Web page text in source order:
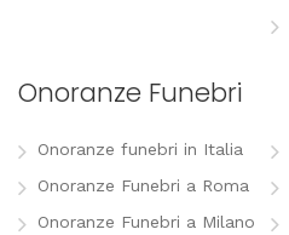
Onoranze Funebri
Onoranze funebri in Italia
Onoranze Funebri a Roma
Onoranze Funebri a Milano